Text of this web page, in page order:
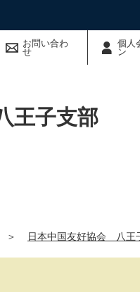
お問い合わ
せ
個人
ン
王子支部
＞ 日本中国友好協会 八王